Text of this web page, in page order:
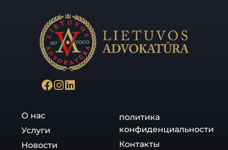
О нас
Услуги
Новости
политика
конфиденциальности
Контакты